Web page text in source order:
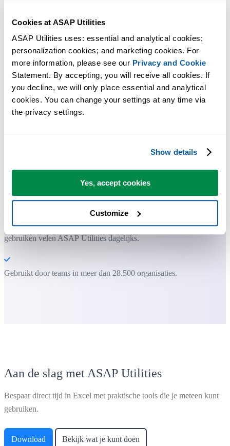
Cookies at ASAP Utilities
ASAP Utilities uses: essential and analytical cookies;
personalization cookies; and marketing cookies. For
more information, please see our Privacy and Cookie
Statement. By accepting, you will receive all cookies. If
you decline, we will only place essential and analytical
cookies. You can change your settings at any time via
the privacy settings.
Show details
Yes, accept cookies
Customize
Praktische tools die veel Excel-gebruikers in Excel missen.
Bespaar tijd in Excel. Snel en eenvoudig.
Je kunt meteen aan de slag. Geen training nodig.
De meeste gebruikers beginnen met een paar tools. Uiteindelijk
gebruiken velen ASAP Utilities dagelijks.
Gebruikt door teams in meer dan 28.500 organisaties.
Aan de slag met ASAP Utilities
Bespaar direct tijd in Excel met praktische tools die je meteen kunt
gebruiken.
Download Bekijk wat je kunt doen